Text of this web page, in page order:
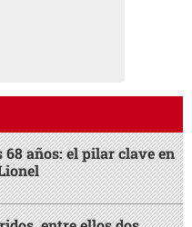
68 años: el pilar clave en